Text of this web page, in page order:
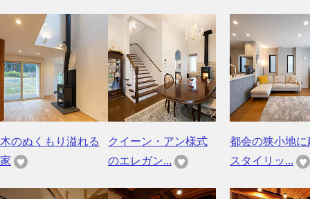
木のぬくもり溢れる
家
クイーン・アン様式
のエレガン...
都会の狭小地に
スタイリッ...